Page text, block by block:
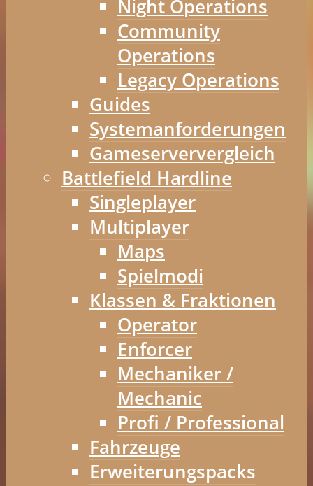
Night Operations
Community
Operations
Legacy Operations
Guides
Systemanforderungen
Gameserververgleich
Battlefield Hardline
Singleplayer
Multiplayer
Maps
Spielmodi
Klassen & Fraktionen
Operator
Enforcer
Mechaniker /
Mechanic
Profi / Professional
Fahrzeuge
Erweiterungspacks